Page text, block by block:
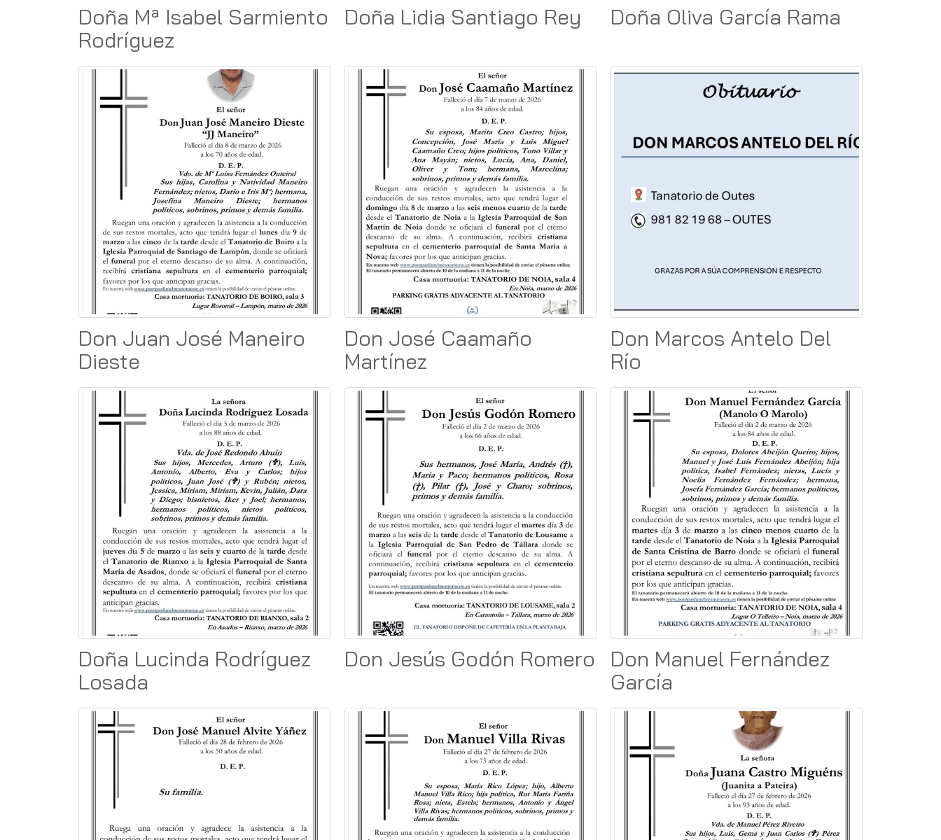
Doña Mª Isabel Sarmiento
Rodríguez
Doña Lidia Santiago Rey Doña Oliva García Rama
Don Juan José Maneiro
Dieste
Don José Caamaño
Martínez
Don Marcos Antelo Del
Río
Doña Lucinda Rodríguez
Losada
Don Jesús Godón Romero
Don Manuel Fernández
García